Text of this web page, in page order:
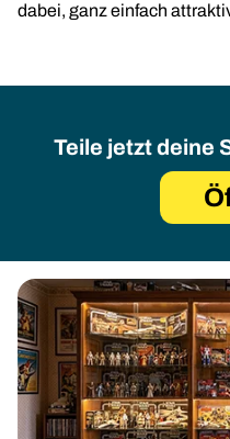
dabei, ganz einfach
Teile jetzt deine